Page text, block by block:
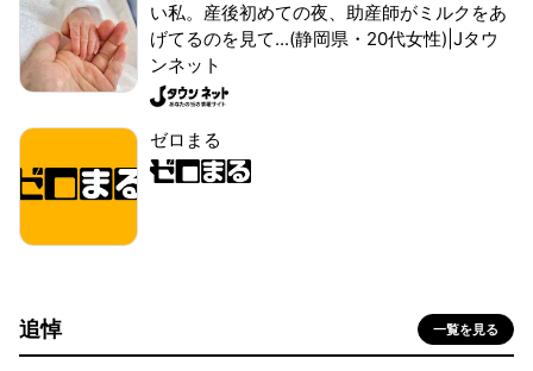
い私。産後初めての夜、助産師がミルクをあ
げてるのを見て...(静岡県・20代女性)|Jタウ
ンネット
ゼロまる
追悼 一覧を見る